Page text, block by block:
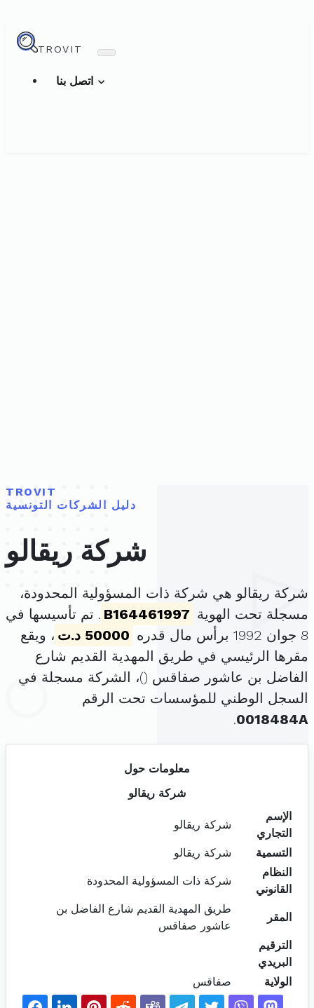
TROVIT
TROVIT
دليل الشركات التونسية
شركة ريقالو
شركة ريقالو هي شركة ذات المسؤولية المحدودة،
مسجلة تحت الهوية B164461997 . تم تأسيسها في
8 جوان 1992 برأس مال قدره
50000 د.ت
، ويقع
مقرها الرئيسي في طريق المهدية القديم شارع
الفاضل بن عاشور صفاقس ()، الشركة مسجلة في
السجل الوطني للمؤسسات تحت الرقم
0018484A
.
معلومات حول
شركة ريقالو
الإسم
التجاري
شركة ريقالو
التسمية
شركة ريقالو
النظام
القانوني
شركة ذات المسؤولية المحدودة
المقر
طريق المهدية القديم شارع الفاضل بن
عاشور صفاقس
الترقيم
البريدي
الولاية
صفاقس